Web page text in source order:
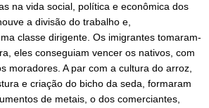
na vida social, política e econômica dos
a divisão do trabalho e,
classe dirigente. Os imigrantes tomaram-
eles conseguiam vencer os nativos, com
moradores. A par com a cultura do arroz,
e criação do bicho da seda, formaram
de metais, o dos comerciantes,